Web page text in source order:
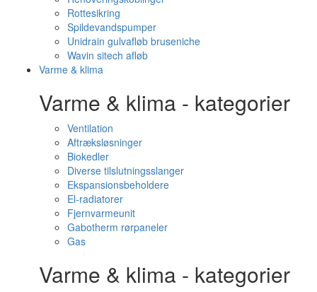
Rottesikring
Spildevandspumper
Unidrain gulvafløb bruseniche
Wavin sitech afløb
Varme & klima
Varme & klima - kategorier
Ventilation
Aftræksløsninger
Biokedler
Diverse tilslutningsslanger
Ekspansionsbeholdere
El-radiatorer
Fjernvarmeunit
Gabotherm rørpaneler
Gas
Varme & klima - kategorier